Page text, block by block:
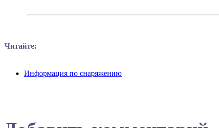
Читайте:
Информация по снаряжению